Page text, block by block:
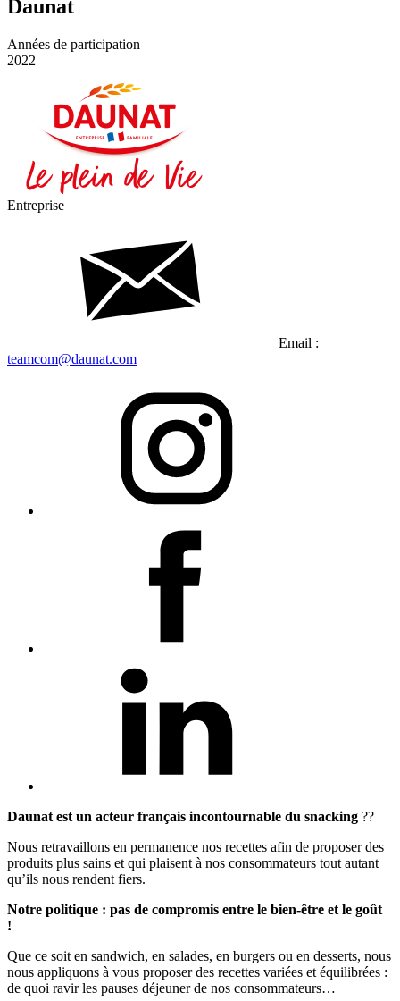
Daunat
Années de participation
2022
Entreprise
Email :
teamcom@daunat.com
Daunat est un acteur français incontournable du snacking ??
Nous retravaillons en permanence nos recettes afin de proposer des
produits plus sains et qui plaisent à nos consommateurs tout autant
qu’ils nous rendent fiers.
Notre politique : pas de compromis entre le bien-être et le goût
!
Que ce soit en sandwich, en salades, en burgers ou en desserts, nous
nous appliquons à vous proposer des recettes variées et équilibrées :
de quoi ravir les pauses déjeuner de nos consommateurs…